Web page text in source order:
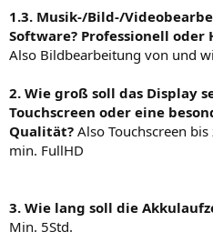
1.3. Musik-/Bild-/
Software? Professionell oder
Also Bildbearbeitung von und
2. Wie groß soll das Display
Touchscreen oder eine
Qualität? Also Touchscreen
min. FullHD
3. Wie lang soll die
Min. 5Std.